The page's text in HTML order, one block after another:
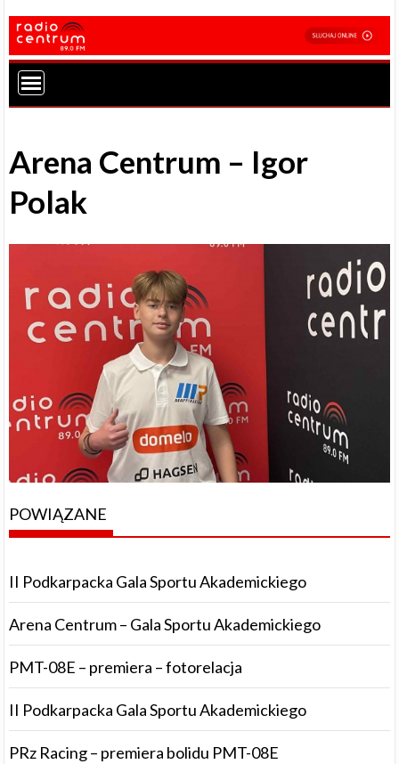
Arena Centrum – Igor
Polak
POWIĄZANE
II Podkarpacka Gala Sportu Akademickiego
Arena Centrum – Gala Sportu Akademickiego
PMT-08E – premiera – fotorelacja
II Podkarpacka Gala Sportu Akademickiego
PRz Racing – premiera bolidu PMT-08E